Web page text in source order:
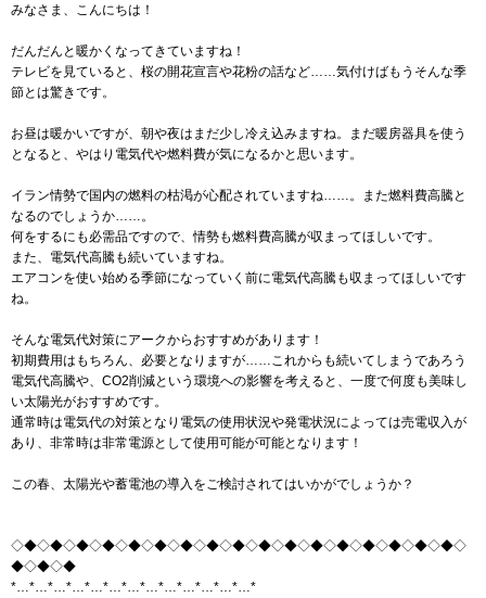
みなさま、こんにちは！
だんだんと暖かくなってきていますね！
テレビを見ていると、桜の開花宣言や花粉の話など……気付けばもうそんな季
節とは驚きです。
お昼は暖かいですが、朝や夜はまだ少し冷え込みますね。まだ暖房器具を使う
となると、やはり電気代や燃料費が気になるかと思います。
イラン情勢で国内の燃料の枯渇が心配されていますね……。また燃料費高騰と
なるのでしょうか……。
何をするにも必需品ですので、情勢も燃料費高騰が収まってほしいです。
また、電気代高騰も続いていますね。
エアコンを使い始める季節になっていく前に電気代高騰も収まってほしいです
ね。
そんな電気代対策にアークからおすすめがあります！
初期費用はもちろん、必要となりますが……これからも続いてしまうであろう
電気代高騰や、CO2削減という環境への影響を考えると、一度で何度も美味し
い太陽光がおすすめです。
通常時は電気代の対策となり電気の使用状況や発電状況によっては売電収入が
あり、非常時は非常電源として使用可能が可能となります！
この春、太陽光や蓄電池の導入をご検討されてはいかがでしょうか？
◇◆◇◆◇◆◇◆◇◆◇◆◇◆◇◆◇◆◇◆◇◆◇◆◇◆◇◆◇◆◇◆◇◆◇
◆◇◆◇◆
*…*…*…*…*…*…*…*…*…*…*…*…*…*